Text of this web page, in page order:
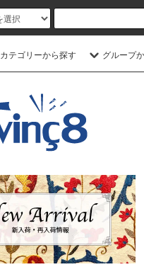
カテゴリーから探す グループ